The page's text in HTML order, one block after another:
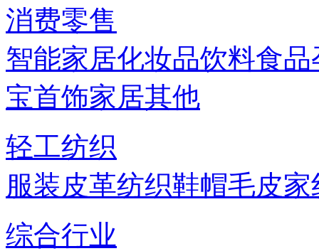
消费零售
智能家居化妆品饮料食品
宝首饰家居其他
轻工纺织
服装皮革纺织鞋帽毛皮家
综合行业